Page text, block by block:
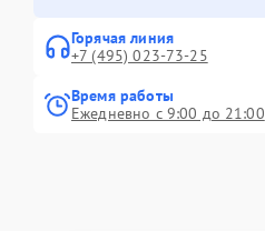
Горячая линия
+7 (495) 023-73-25
Время работы
Ежедневно с 9:00 до 21:00